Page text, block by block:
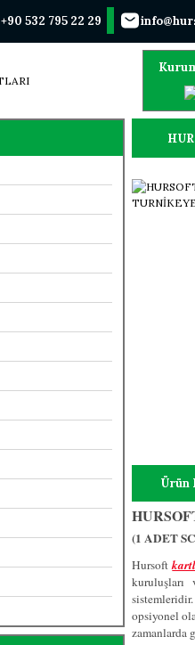
+90 532 795 22 29
Ürün
(1 ADET
Hursoft
sistemleridir.
opsiyonel
zamanlarda